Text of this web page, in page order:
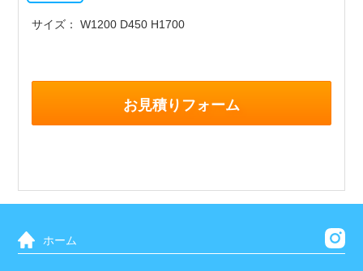
サイズ W1200 D450 H1700
お見積りフォーム
ホーム